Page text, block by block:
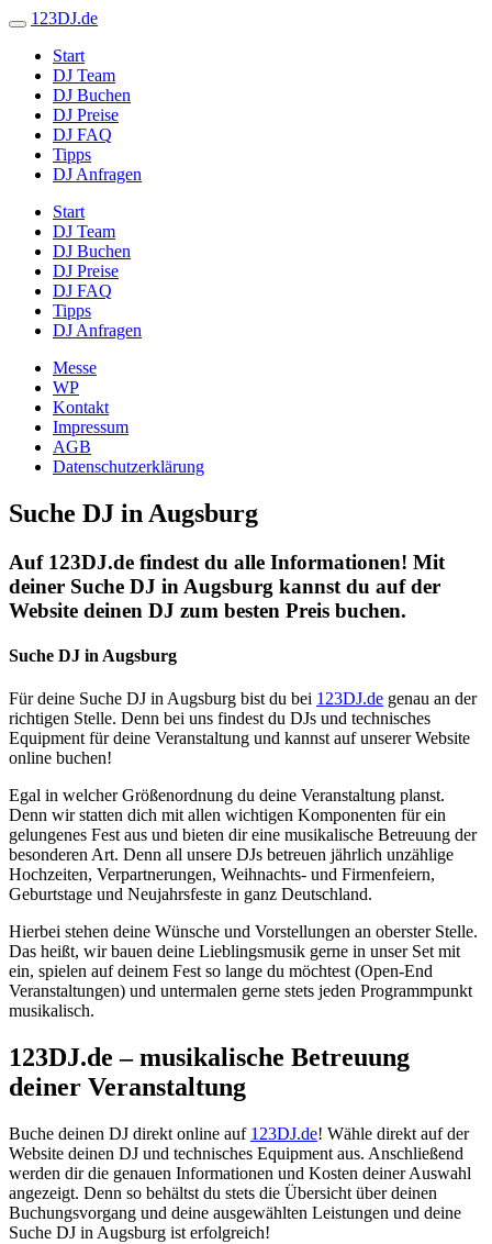
123DJ.de
Start
DJ Team
DJ Buchen
DJ Preise
DJ FAQ
Tipps
DJ Anfragen
Start
DJ Team
DJ Buchen
DJ Preise
DJ FAQ
Tipps
DJ Anfragen
Messe
WP
Kontakt
Impressum
AGB
Datenschutzerklärung
Suche DJ in Augsburg
Auf 123DJ.de findest du alle Informationen! Mit
deiner Suche DJ in Augsburg kannst du auf der
Website deinen DJ zum besten Preis buchen.
Suche DJ in Augsburg
Für deine Suche DJ in Augsburg bist du bei 123DJ.de genau an der
richtigen Stelle. Denn bei uns findest du DJs und technisches
Equipment für deine Veranstaltung und kannst auf unserer Website
online buchen!
Egal in welcher Größenordnung du deine Veranstaltung planst.
Denn wir statten dich mit allen wichtigen Komponenten für ein
gelungenes Fest aus und bieten dir eine musikalische Betreuung der
besonderen Art. Denn all unsere DJs betreuen jährlich unzählige
Hochzeiten, Verpartnerungen, Weihnachts- und Firmenfeiern,
Geburtstage und Neujahrsfeste in ganz Deutschland.
Hierbei stehen deine Wünsche und Vorstellungen an oberster Stelle.
Das heißt, wir bauen deine Lieblingsmusik gerne in unser Set mit
ein, spielen auf deinem Fest so lange du möchtest (Open-End
Veranstaltungen) und untermalen gerne stets jeden Programmpunkt
musikalisch.
123DJ.de – musikalische Betreuung
deiner Veranstaltung
Buche deinen DJ direkt online auf 123DJ.de! Wähle direkt auf der
Website deinen DJ und technisches Equipment aus. Anschließend
werden dir die genauen Informationen und Kosten deiner Auswahl
angezeigt. Denn so behältst du stets die Übersicht über deinen
Buchungsvorgang und deine ausgewählten Leistungen und deine
Suche DJ in Augsburg ist erfolgreich!